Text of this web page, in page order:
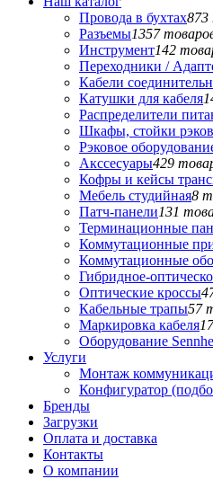
Провода в бухтах873
Разъемы1357
Инструмент142
Переходники /
Кабели
Катушки для кабеля
Распределители
Шкафы, стойки
Рэковое
Акссесуары429
Кофры и кейсы
Мебель студийная8
Патч-панели131
Терминационные
Коммутационные
Коммутационные
Гибридное-
Оптические кроссы
Кабельные трапы57
Маркировка кабеля
Оборудование
Услуги
Монтаж
Конфигуратор
Бренды
Загрузки
Оплата и доставка
Контакты
О компании